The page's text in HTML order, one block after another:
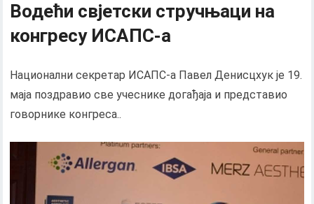
Водећи свјетски стручњаци на
конгресу ИСАПС-а
Национални секретар ИСАПС-а Павел Денисцхук је 19.
маја поздравио све учеснике догађаја и представио
говорнике конгреса..